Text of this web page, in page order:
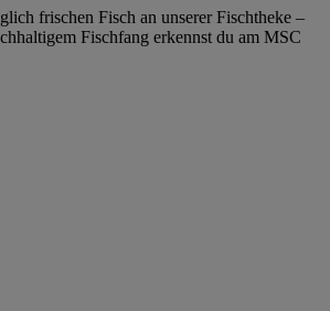
frischen Fisch an unserer Fischtheke –
Fischfang erkennst du am MSC